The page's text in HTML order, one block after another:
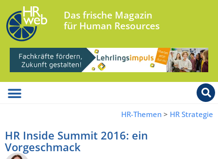
Das frische Magazin
für Human Resources
HR-Themen > HR Strategie
HR Inside Summit 2016: ein
Vorgeschmack